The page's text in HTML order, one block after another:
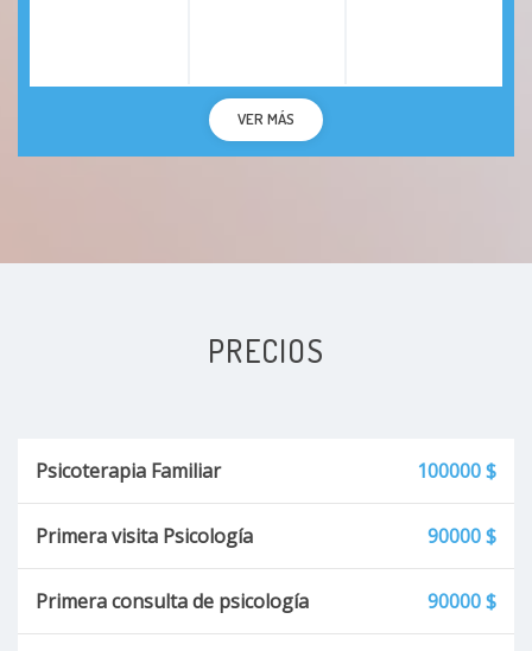
VER MÁS
PRECIOS
Psicoterapia Familiar 100000 $
Primera visita Psicología 90000 $
Primera consulta de psicología 90000 $